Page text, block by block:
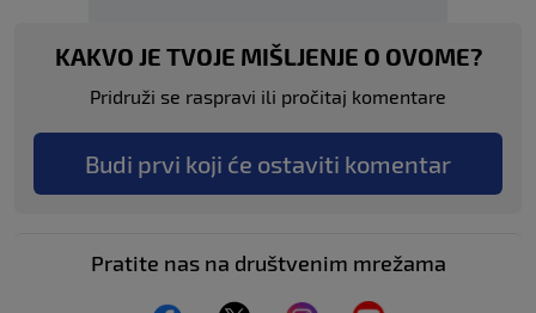
KAKVO JE TVOJE MIŠLJENJE O OVOME?
Pridruži se raspravi ili pročitaj komentare
Budi prvi koji će ostaviti komentar
Pratite nas na društvenim mrežama